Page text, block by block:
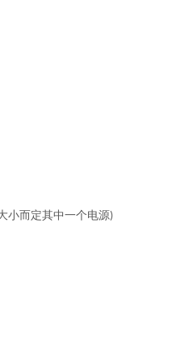
小而定其中一个电源)